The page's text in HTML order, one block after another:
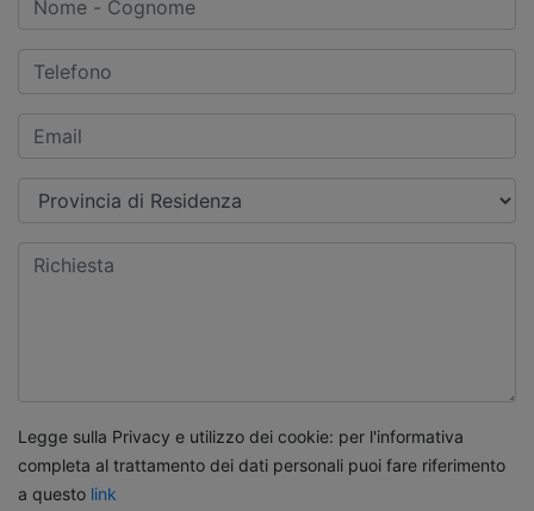
Legge sulla Privacy e utilizzo dei cookie: per l'informativa
completa al trattamento dei dati personali puoi fare riferimento
a questo link